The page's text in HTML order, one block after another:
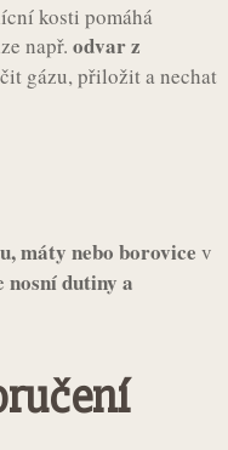
kosti pomáhá
např. odvar z
gázu, přiložit a nechat
máty nebo borovice v
nosní dutiny a